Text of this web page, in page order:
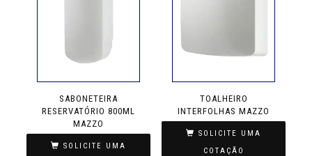
SABONETEIRA
RESERVATÓRIO 800ML
MAZZO
SOLICITE UMA
TOALHEIRO
INTERFOLHAS MAZZO
SOLICITE UMA
COTAÇÃO